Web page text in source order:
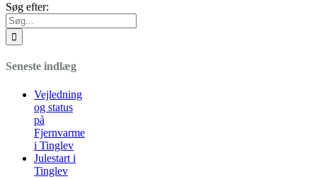
Søg efter:
Seneste indlæg
Vejledning
og status
på
Fjernvarme
i Tinglev
Julestart i
Tinglev